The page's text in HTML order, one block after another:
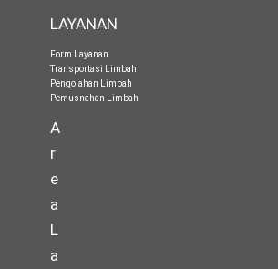
LAYANAN
Form Layanan
Transportasi Limbah
Pengolahan Limbah
Pemusnahan Limbah
A
r
e
a
L
a